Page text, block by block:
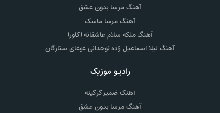
آهنگ مرسا بدون عشق
آهنگ مرسا ماسک
آهنگ ملکه سلام عاشقانه (کاور)
آهنگ لیلا اسماعیل زاده نوحدانی غوغای ستارگان
رادیو موزیک
آهنگ ضمیر گرگینه
آهنگ مرسا بدون عشق